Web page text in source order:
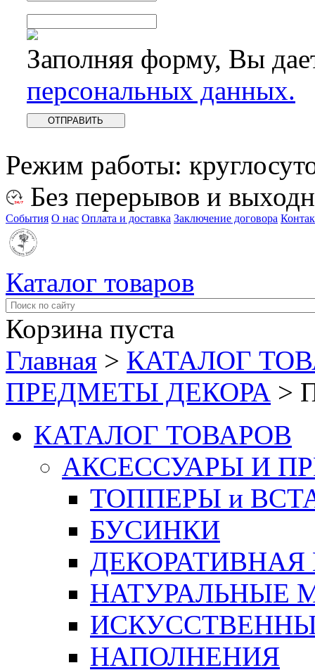
Заполняя форму, Вы
персональных данных.
Режим работы:
Без перерывов и
События О нас Оплата и доставка Заключение договора
Каталог товаров
Корзина пуста
Главная > КАТАЛОГ
ПРЕДМЕТЫ ДЕКОРА >
КАТАЛОГ ТОВАРОВ
АКСЕССУАРЫ И
ТОППЕРЫ и
БУСИНКИ
ДЕКОРАТИВНАЯ
НАТУРАЛЬНЫЕ
НАПОЛНЕНИЯ